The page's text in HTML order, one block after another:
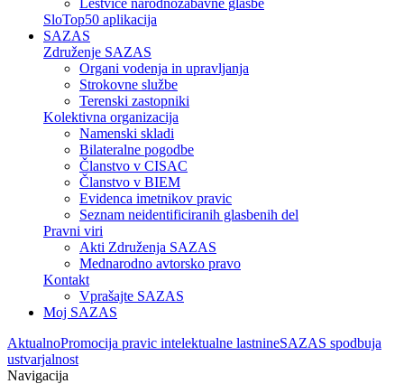
Lestvice narodnozabavne glasbe
SloTop50 aplikacija
SAZAS
Združenje SAZAS
Organi vodenja in upravljanja
Strokovne službe
Terenski zastopniki
Kolektivna organizacija
Namenski skladi
Bilateralne pogodbe
Članstvo v CISAC
Članstvo v BIEM
Evidenca imetnikov pravic
Seznam neidentificiranih glasbenih del
Pravni viri
Akti Združenja SAZAS
Mednarodno avtorsko pravo
Kontakt
Vprašajte SAZAS
Moj SAZAS
AktualnoPromocija pravic intelektualne lastnineSAZAS spodbuja
ustvarjalnost
Navigacija